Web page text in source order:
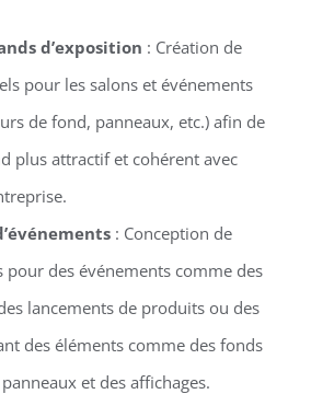
d’exposition : Création de
pour les salons et événements
de fond, panneaux, etc.) afin de
plus attractif et cohérent avec
: Conception de
pour des événements comme des
lancements de produits ou des
des éléments comme des fonds
et des affichages.